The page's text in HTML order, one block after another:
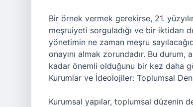
Bir örnek vermek gerekirse, 21.
meşruiyeti sorguladığı ve bir iktidarı
yönetimin ne zaman meşru
onayını almak zorundadır. Bu durum,
kadar önemli olduğunu bir kez daha
Kurumlar ve İdeolojiler: Toplumsal
Kurumsal yapılar, toplumsal düzenin